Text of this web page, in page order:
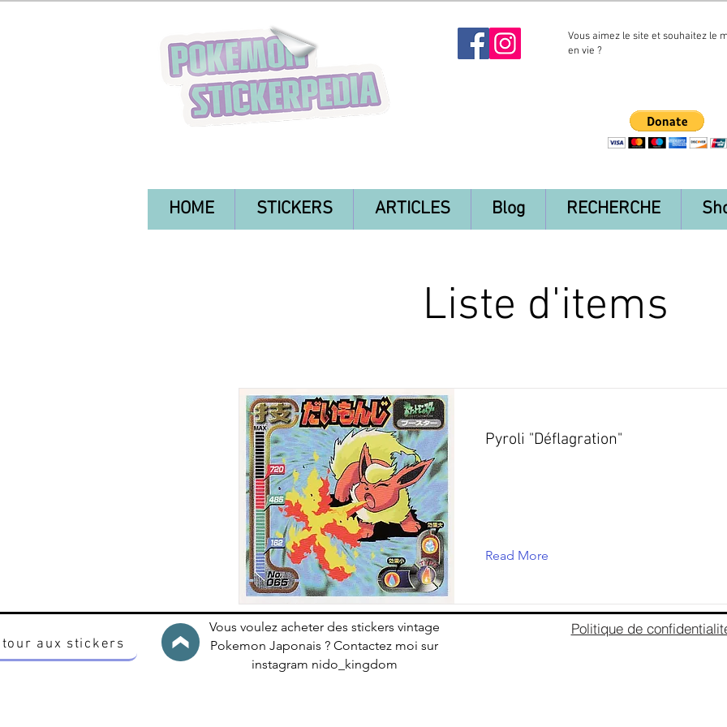
Vous aimez le site et souhaitez le
en vie ?
HOME STICKERS ARTICLES Blog RECHERCHE
Liste d'items
Pyroli "Déflagration"
Read More
aux stickers
Vous voulez acheter des stickers vintage
Pokemon Japonais ? Contactez moi sur
instagram nido_kingdom
Politique de